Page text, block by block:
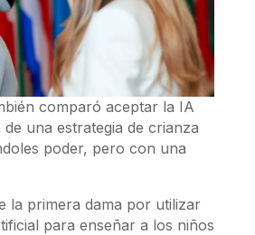
comparó aceptar la IA
una estrategia de crianza
poder, pero con una
la primera dama por utilizar
para enseñar a los niños